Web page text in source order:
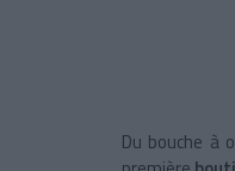
Du bouche à